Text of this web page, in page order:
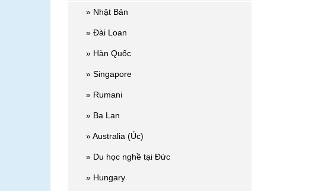
» Nhật Bản
» Đài Loan
» Hàn Quốc
» Singapore
» Rumani
» Ba Lan
» Australia (Úc)
» Du học nghề tại Đức
» Hungary